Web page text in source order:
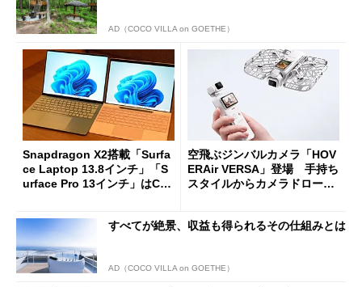
AD（COCO VILLA on GOETHE）
Snapdragon X2搭載「Surfa
ce Laptop 13.8インチ」「S
urface Pro 13インチ」はCop
た
空飛ぶジンバルカメラ「HOV
ERAir VERSA」登場 手持ち
スタイルからカメラドローン
すべてが絶景、収益も得られるその仕組みとは
AD（COCO VILLA on GOETHE）